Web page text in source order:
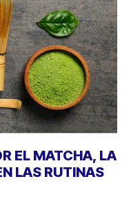
EL MATCHA, LA
LAS RUTINAS